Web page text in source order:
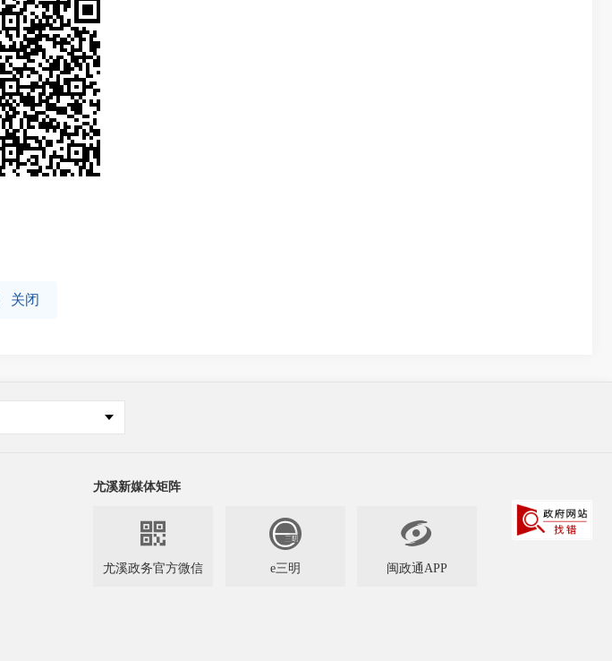
关闭
尤溪新媒体矩阵

尤溪政务官方微信 e三明

闽政通APP